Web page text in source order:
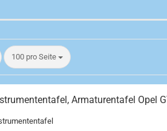
100 pro Seite
pro Seite
Armaturentafel Opel